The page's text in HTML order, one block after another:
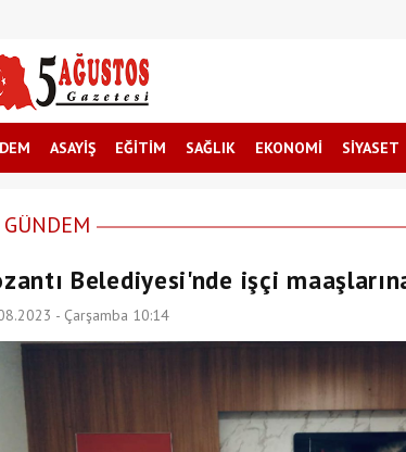
ASAYİŞ EĞİTİM SAĞLIK EKONOMİ SİYASET
GÜNDEM
Belediyesi'nde işçi
- Çarşamba 10:14